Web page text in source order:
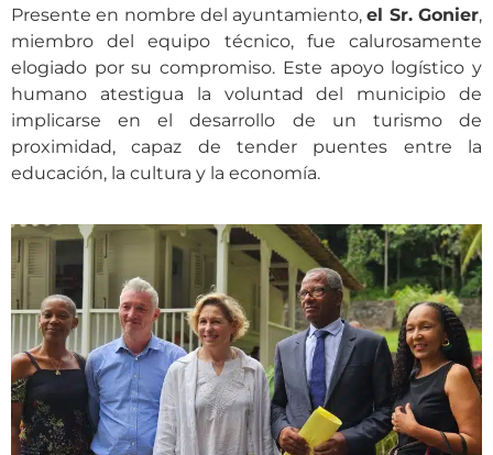
Presente en nombre del ayuntamiento,el Sr. Gonier,
miembro del equipo técnico, fue calurosamente
elogiado por su compromiso. Este apoyo logístico y
humano atestigua la voluntad del municipio de
implicarse en el desarrollo de un turismo de
proximidad, capaz de tender puentes entre la
educación, la cultura y la economía.